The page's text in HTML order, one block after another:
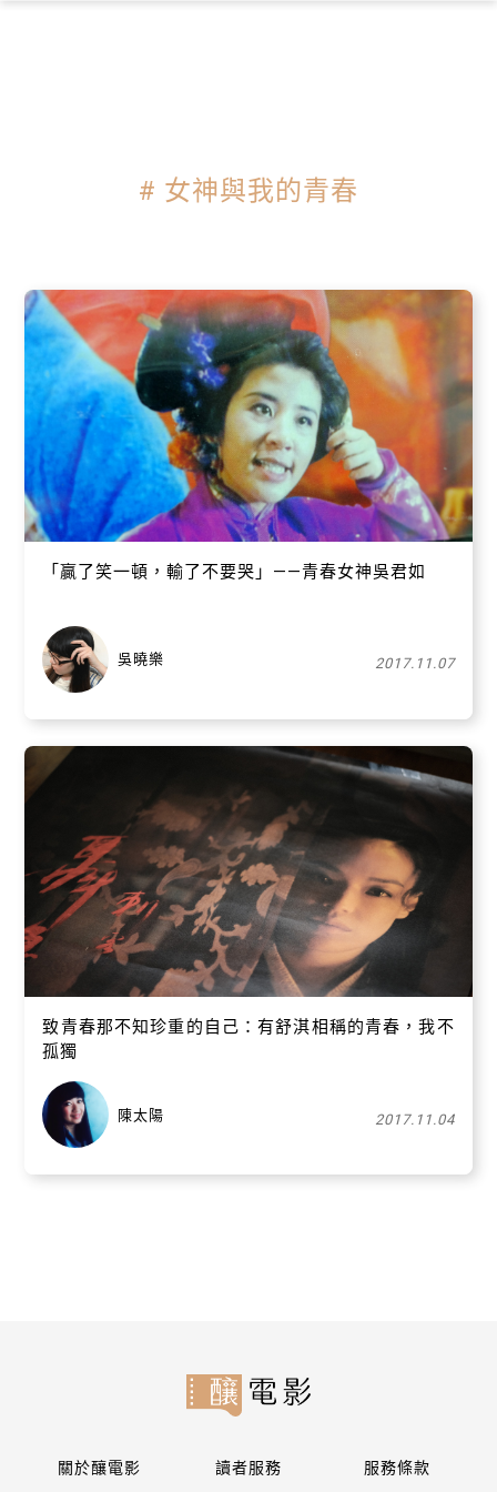
# 女神與我的青春
「贏了笑一頓，輸了不要哭」——青春女神吳君如
吳曉樂 2017.11.07
致青春那不知珍重的自己：有舒淇相稱的青春，我不
孤獨
陳太陽 2017.11.04
關於釀電影 讀者服務 服務條款
關閉